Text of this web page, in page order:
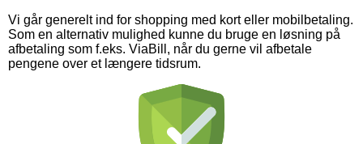
Vi går generelt ind for shopping med kort eller mobilbetaling.
Som en alternativ mulighed kunne du bruge en løsning på
afbetaling som f.eks. ViaBill, når du gerne vil afbetale
pengene over et længere tidsrum.